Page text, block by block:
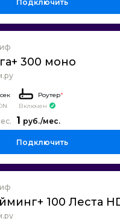
Подключить
300 моно
Роутер*
Включен
1
Подключить
100 Леста